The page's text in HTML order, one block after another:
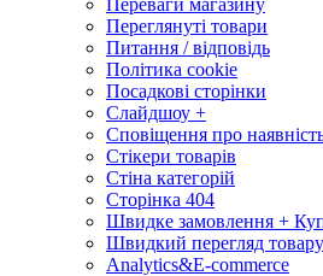
Переваги магазину
Переглянуті товари
Питання / відповідь
Політика cookie
Посадкові сторінки
Слайдшоу +
Сповіщення про
Стікери товарів
Стіна категорій
Сторінка 404
Швидке замовлення +
Швидкий перегляд товару
Analytics&E-commerce